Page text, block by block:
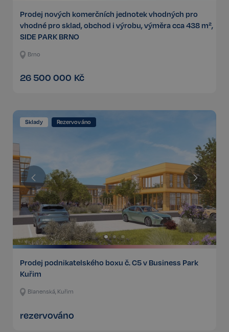
Prodej nových komerčních jednotek vhodných pro
vhodné pro sklad, obchod i výrobu, výměra cca 438 m²,
SIDE PARK BRNO
Brno
26 500 000 Kč
Sklady Rezervováno
Prodej podnikatelského boxu č. C5 v Business Park
Kuřim
Blanenská, Kuřim
rezervováno